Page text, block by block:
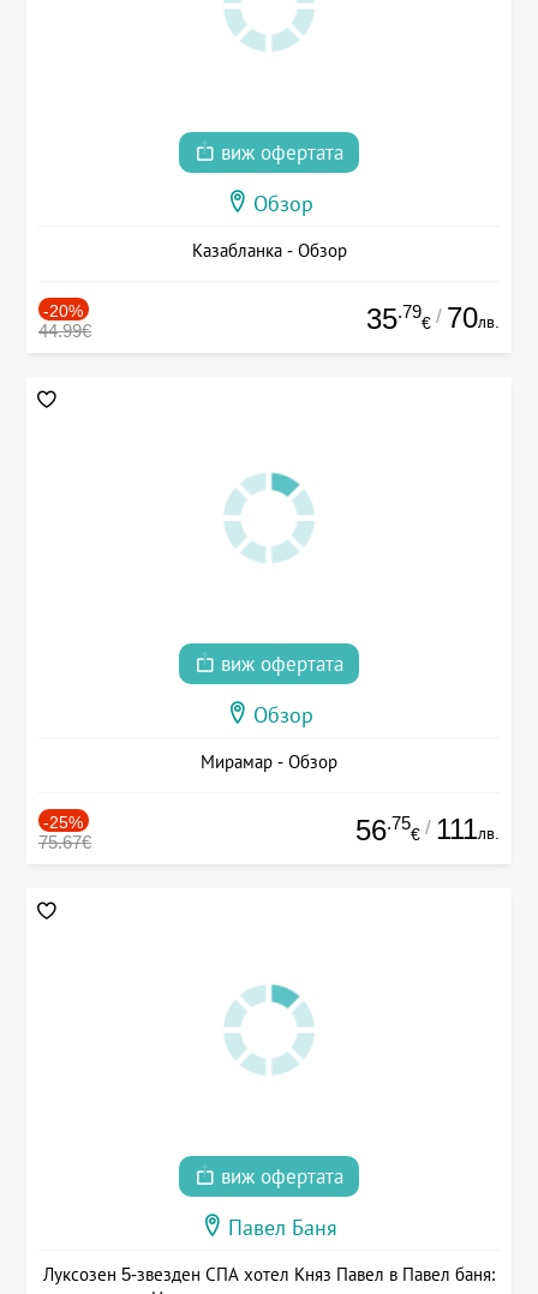
виж офертата
Обзор
Казабланка - Обзор
-20%
44.99€ 35.79
€ / 70лв.
виж офертата
Обзор
Мирамар - Обзор
-25%
75.67€ 56.75
€ / 111лв.
виж офертата
Павел Баня
Луксозен 5-звезден СПА хотел Княз Павел в Павел баня: